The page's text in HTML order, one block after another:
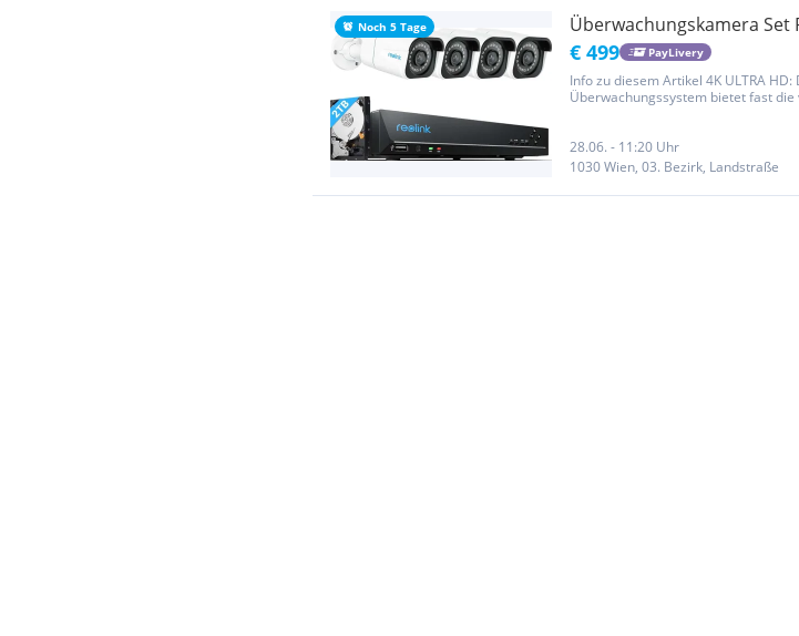
Noch 5 Tage Überwachungskamera Set
€ 499 PayLivery
Info zu diesem Artikel 4K ULTRA HD:
Überwachungssystem bietet fast
Ihrem...
28.06. - 11:20 Uhr
1030 Wien, 03. Bezirk, Landstraße